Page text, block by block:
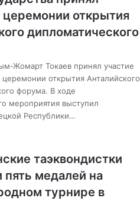
церемонии открытия
дипломатического
Жомарт Токаев принял участие
открытия Анталийского
форума. В ходе
мероприятия выступил
Республики…
таэквондистки
пять медалей на
турнире в